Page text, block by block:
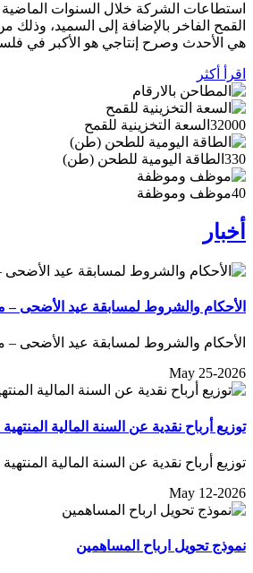
استطاعات الشركة خلال السنوات الماضية
القمح الفاخر بالإضافة إلى السميد، وذلك
هي الأحدث وصرح إنتاجي هو الأكبر في
اقرأ أكثر
32000 السعة التخزينية للقمح
330 الطاقة اليومية للطحن (طن)
40موظف وموظفة
أخبار
الأحكام والشروط لمسابقة عيد الأضحى –
الأحكام والشروط لمسابقة عيد الأضحى –
May 25-2026
توزيع أرباح نقدية عن السنة المالية المنتهية في 31/
توزيع أرباح نقدية عن السنة المالية المنتهية في 31/
May 12-2026
نموذج تحويل ارباح المساهمين